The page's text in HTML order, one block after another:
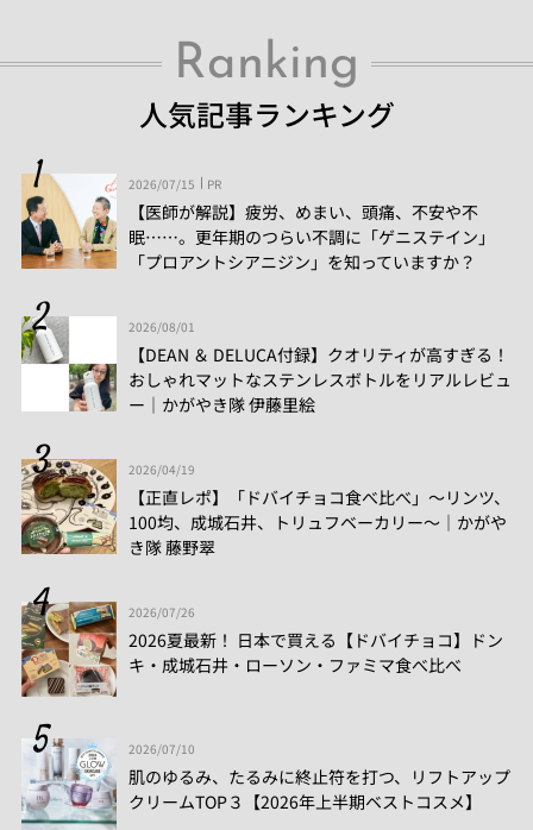
Ranking
人気記事ランキング
2026/07/15 PR
【医師が解説】疲労、めまい、頭痛、不安や不
眠……。更年期のつらい不調に「ゲニステイン」
「プロアントシアニジン」を知っていますか？
2026/08/01
【DEAN ＆ DELUCA付録】クオリティが高すぎる！
おしゃれマットなステンレスボトルをリアルレビュ
ー│かがやき隊 伊藤里絵
2026/04/19
【正直レポ】「ドバイチョコ食べ比べ」～リンツ、
100均、成城石井、トリュフベーカリー～｜かがや
き隊 藤野翠
2026/07/26
2026夏最新！ 日本で買える【ドバイチョコ】ドン
キ・成城石井・ローソン・ファミマ食べ比べ
2026/07/10
肌のゆるみ、たるみに終止符を打つ、リフトアップ
クリームTOP３【2026年上半期ベストコスメ】